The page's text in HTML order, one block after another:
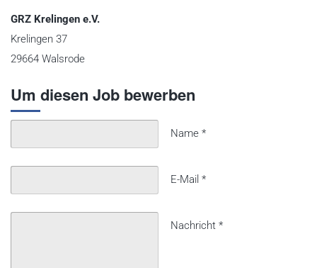
GRZ Krelingen e.V.
Krelingen 37
29664 Walsrode
Um diesen Job bewerben
Name *
E-Mail *
Nachricht *